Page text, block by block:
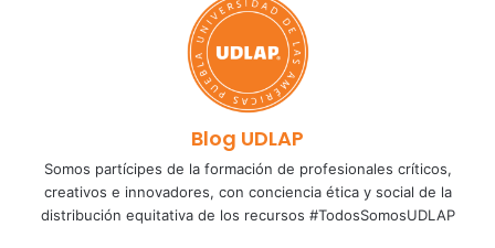
Blog UDLAP
Somos partícipes de la formación de profesionales críticos,
creativos e innovadores, con conciencia ética y social de la
distribución equitativa de los recursos #TodosSomosUDLAP